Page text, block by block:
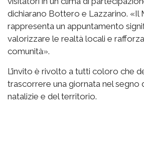
dichiarano Bottero e Lazzarino. «Il
rappresenta un appuntamento
valorizzare le realtà locali e
comunità».
L’invito è rivolto a tutti coloro che
trascorrere una giornata nel segno
natalizie e del territorio.